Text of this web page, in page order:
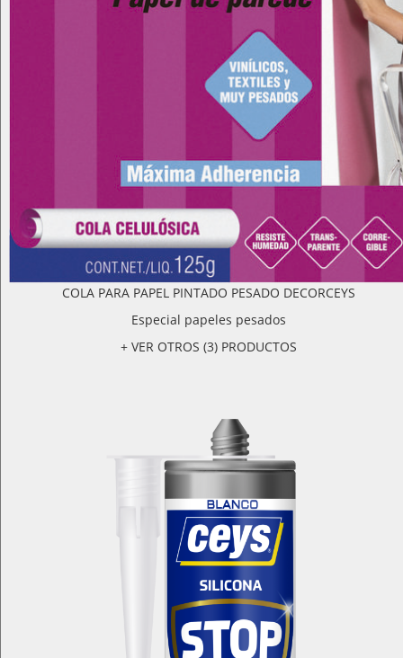
COLA PARA PAPEL PINTADO PESADO DECORCEYS
Especial papeles pesados
+ VER OTROS (3) PRODUCTOS